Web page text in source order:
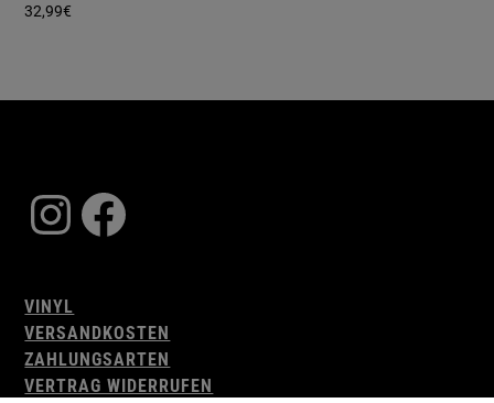
32,99€
Instagram
Facebook
VINYL
VERSANDKOSTEN
ZAHLUNGSARTEN
VERTRAG WIDERRUFEN